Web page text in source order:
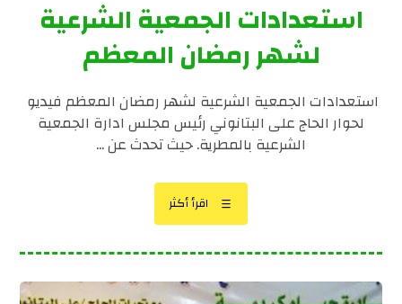
استعدادات الجمعية الشرعية
لشهر رمضان المعظم
استعدادات الجمعية الشرعية لشهر رمضان المعظم فيديو
لحوار الحاج على البتانوني رئيس مجلس ادارة الجمعية
الشرعية بالمطرية. حيث تحدث عن ...
اقرأ أكثر